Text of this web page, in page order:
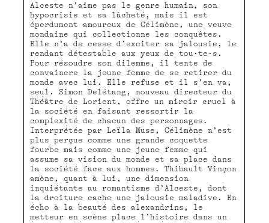
Alceste n’aime pas le genre humain, son
hypocrisie et sa lâcheté, mais il est
éperdument amoureux de Célimène, une veuve
mondaine qui collectionne les conquêtes.
Elle n’a de cesse d’exciter sa jalousie, le
rendant détestable aux yeux de tou·te·s.
Pour résoudre son dilemme, il tente de
convaincre la jeune femme de se retirer du
monde avec lui. Elle refuse et il s’en va,
seul. Simon Delétang, nouveau directeur du
Théâtre de Lorient, offre un miroir cruel à
la société en faisant ressortir la
complexité de chacun des personnages.
Interprétée par Leïla Muse, Célimène n’est
plus perçue comme une grande coquette
fourbe mais comme une jeune femme qui
assume sa vision du monde et sa place dans
la société face aux hommes. Thibault Vinçon
amène, quant à lui, une dimension
inquiétante au romantisme d’Alceste, dont
la droiture cache une jalousie maladive. En
écho à la beauté des alexandrins, le
metteur en scène place l’histoire dans un